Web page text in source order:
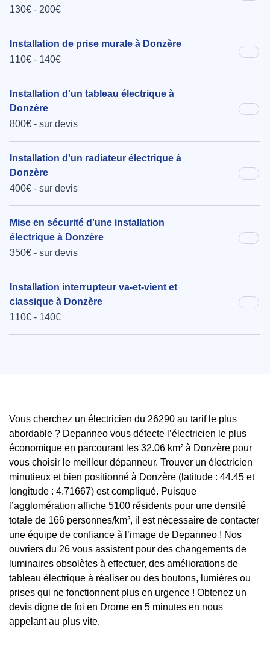
130€ - 200€
Installation de prise murale à Donzère
110€ - 140€
Installation d'un tableau électrique à
Donzère
800€ - sur devis
Installation d'un radiateur électrique à
Donzère
400€ - sur devis
Mise en sécurité d'une installation
électrique à Donzère
350€ - sur devis
Installation interrupteur va-et-vient et
classique à Donzère
110€ - 140€
Vous cherchez un électricien du 26290 au tarif le plus
abordable ? Depanneo vous détecte l’électricien le plus
économique en parcourant les 32.06 km² à Donzère pour
vous choisir le meilleur dépanneur. Trouver un électricien
minutieux et bien positionné à Donzère (latitude : 44.45 et
longitude : 4.71667) est compliqué. Puisque
l’agglomération affiche 5100 résidents pour une densité
totale de 166 personnes/km², il est nécessaire de contacter
une équipe de confiance à l’image de Depanneo ! Nos
ouvriers du 26 vous assistent pour des changements de
luminaires obsolètes à effectuer, des améliorations de
tableau électrique à réaliser ou des boutons, lumières ou
prises qui ne fonctionnent plus en urgence ! Obtenez un
devis digne de foi en Drome en 5 minutes en nous
appelant au plus vite.